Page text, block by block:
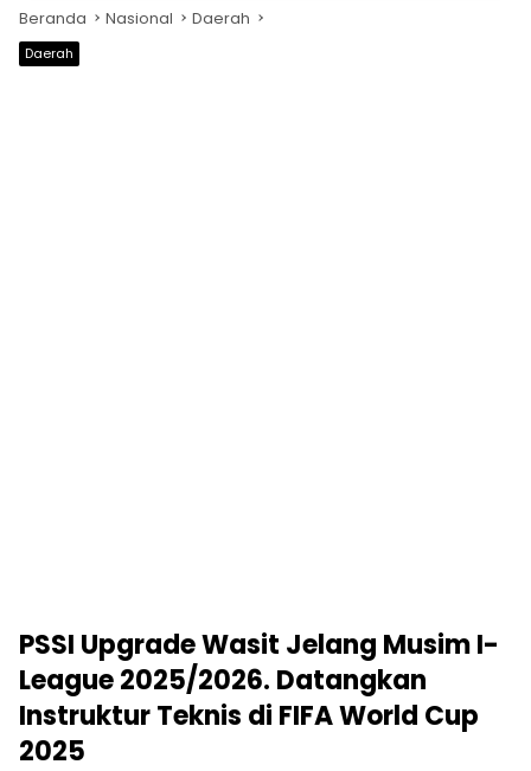
Beranda Nasional Daerah
Daerah
PSSI Upgrade Wasit Jelang Musim I-
League 2025/2026. Datangkan
Instruktur Teknis di FIFA World Cup
2025